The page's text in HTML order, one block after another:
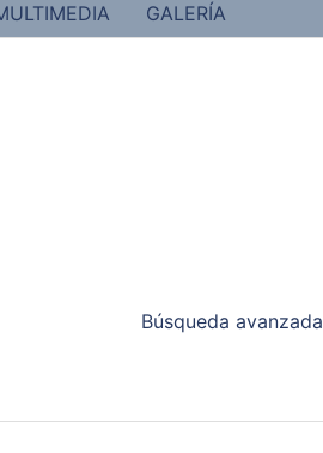
GALERÍA
Búsqueda avanzada